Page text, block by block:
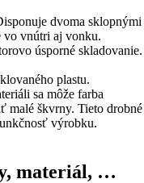
dvoma sklopnými
vo vnútri aj vonku.
úsporné skladovanie.
plastu.
sa môže farba
malé škvrny. Tieto drobné
výrobku.
materiál, …